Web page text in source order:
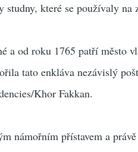
které se používaly na
a od roku 1765 patří město
tato enkláva nezávislý
Khor Fakkan.
námořním přístavem a